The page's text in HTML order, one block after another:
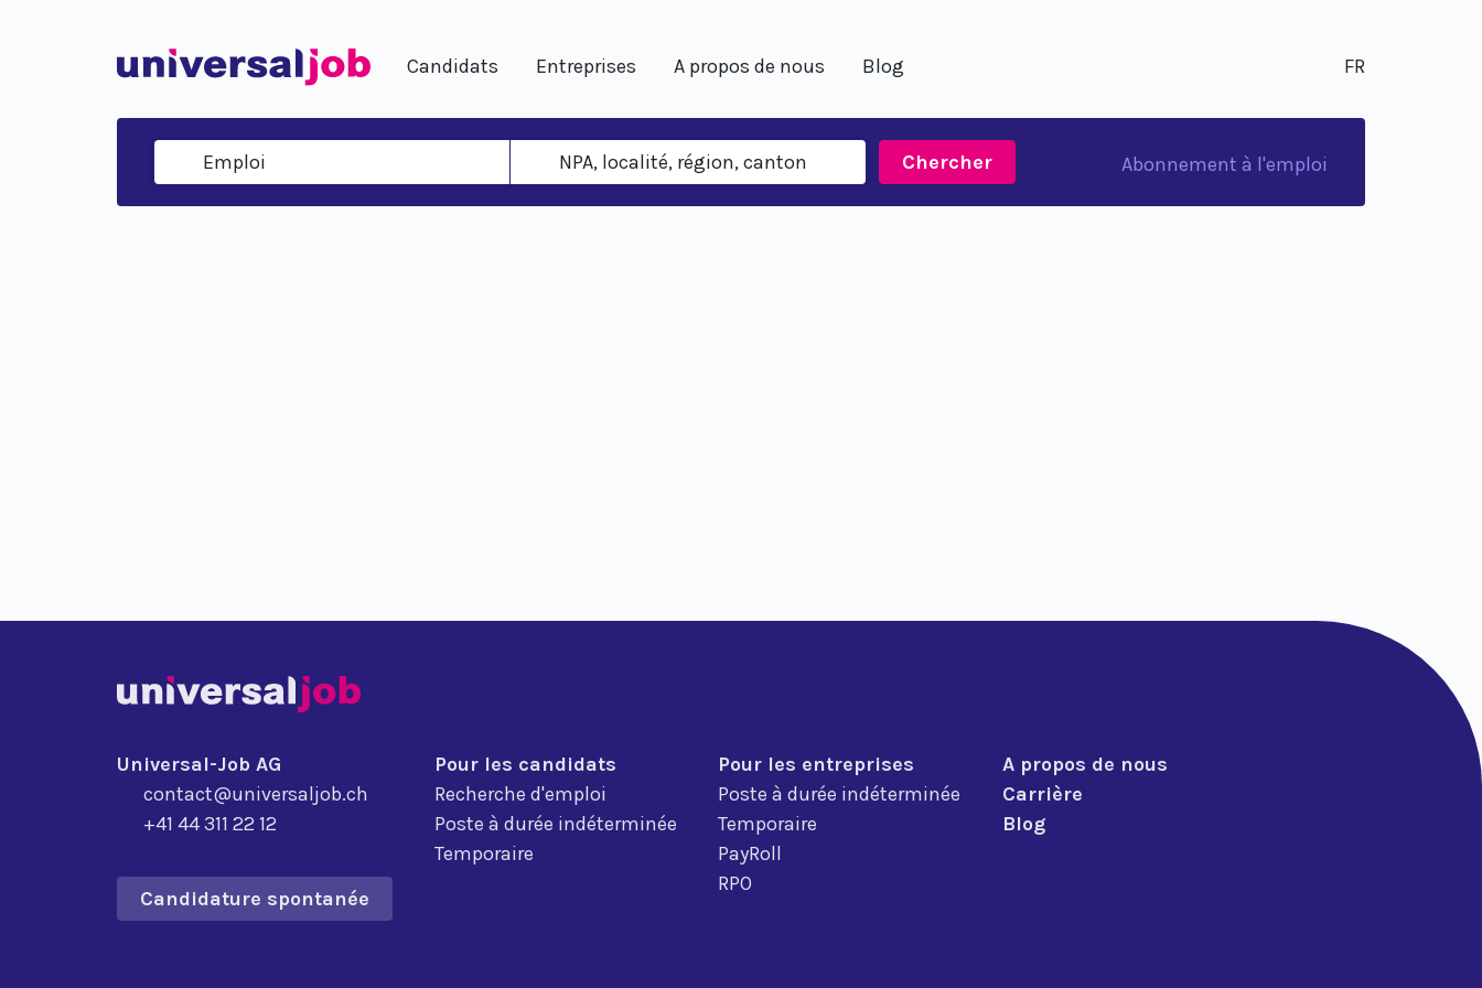
Candidats Entreprises A propos de nous Blog FR
Chercher Abonnement à l'emploi
Universal-Job AG
contact@universaljob.ch
+41 44 311 22 12
Candidature spontanée
Pour les candidats
Recherche d'emploi
Poste à durée indéterminée
Temporaire
Pour les entreprises
Poste à durée indéterminée
Temporaire
PayRoll
RPO
A propos de nous
Carrière
Blog